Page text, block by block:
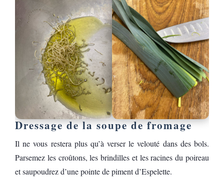
Dressage de la soupe de fromage
Il ne vous restera plus qu’à verser le velouté dans des bols.
Parsemez les croûtons, les brindilles et les racines du poireau
et saupoudrez d’une pointe de piment d’Espelette.